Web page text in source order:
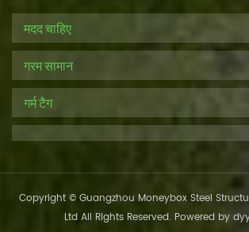
मदद चाहिए
गरम सामान
गर्म टैग
Copyright © Guangzhou Moneybox Steel
Ltd All Rights Reserved. Powered by